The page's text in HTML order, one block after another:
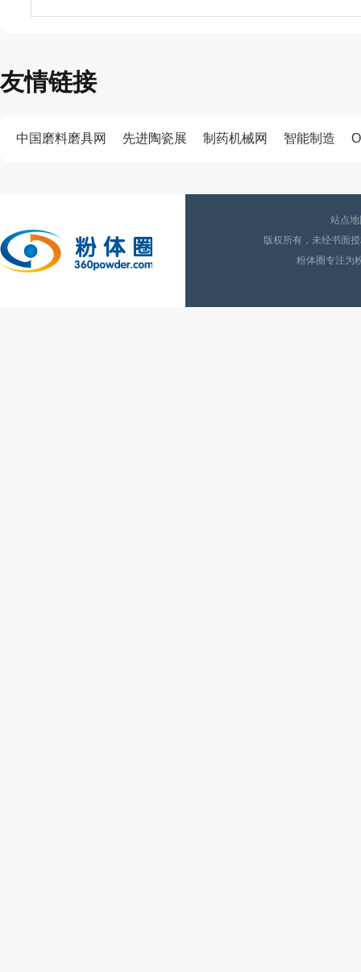
友情链接
中国磨料磨具网 先进陶瓷展 制药机械网 智能制造
站点
版权所有，未经书面
粉体圈专注为